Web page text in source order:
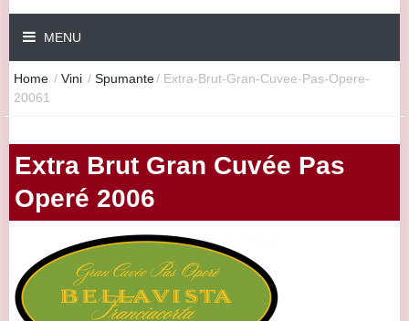
MENU
Home / Vini / Spumante/ Extra-Brut-Gran-Cuvee-Pas-Opere-
20061
Extra Brut Gran Cuvée Pas
Operé 2006